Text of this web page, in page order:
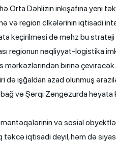
Orta Dəhlizin inkişafına yeni
və region ölkələrinin iqtisadi
keçirilməsi də məhz bu
regionun nəqliyyat-logistika
mərkəzlərindən birinə çevirəcək.
işğaldan azad olunmuş
və Şərqi Zəngəzurda
məntəqələrinin və sosial
təkcə iqtisadi deyil, həm də